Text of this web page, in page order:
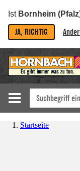
Ist Bornheim
JA, RICHTIG
Startseite